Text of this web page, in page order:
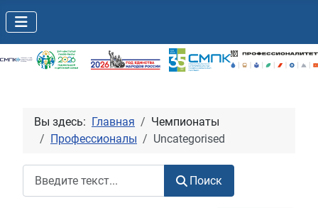
Вы здесь: Главная
Чемпионаты
Профессионалы
Uncategorised
Поиск